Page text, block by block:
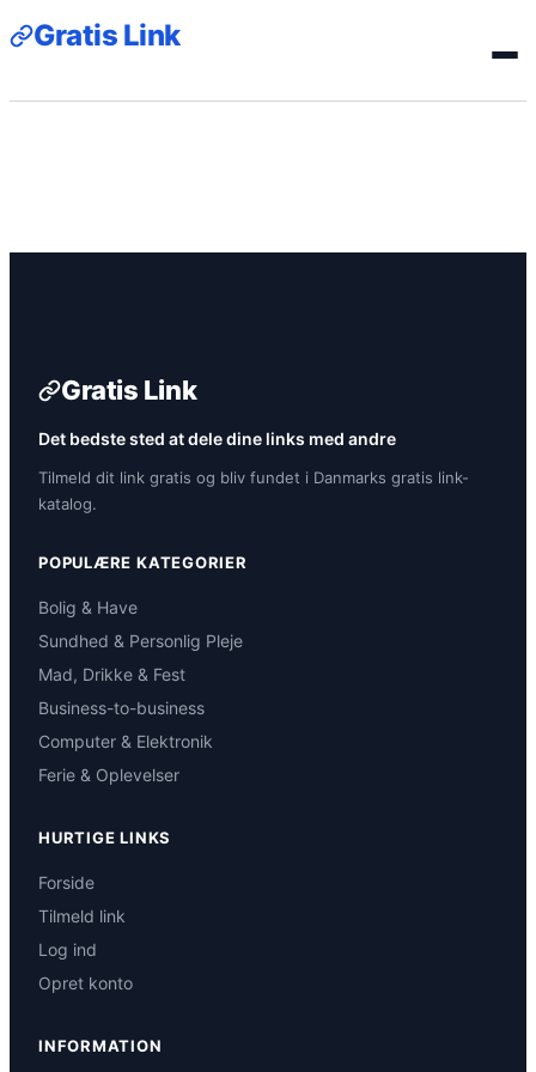
Gratis Link
Gratis Link
Det bedste sted at dele dine links med andre
Tilmeld dit link gratis og bliv fundet i Danmarks gratis link-
katalog.
POPULÆRE KATEGORIER
Bolig & Have
Sundhed & Personlig Pleje
Mad, Drikke & Fest
Business-to-business
Computer & Elektronik
Ferie & Oplevelser
HURTIGE LINKS
Forside
Tilmeld link
Log ind
Opret konto
INFORMATION